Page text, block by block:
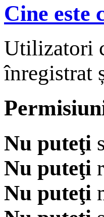
Cine este
Utilizatori
înregistrat
Nu puteţi
Nu puteţi
Nu puteţi